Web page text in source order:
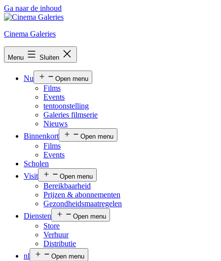
Ga naar de inhoud
Cinema Galeries
Menu Sluiten
Nu Open menu
Films
Events
tentoonstelling
Galeries filmserie
Nieuws
Binnenkort
Open menu
Films
Events
Scholen
Visit
Open menu
Bereikbaarheid
Prijzen & abonnementen
Gezondheidsmaatregelen
Diensten
Open menu
Store
Verhuur
Distributie
nl
Open menu